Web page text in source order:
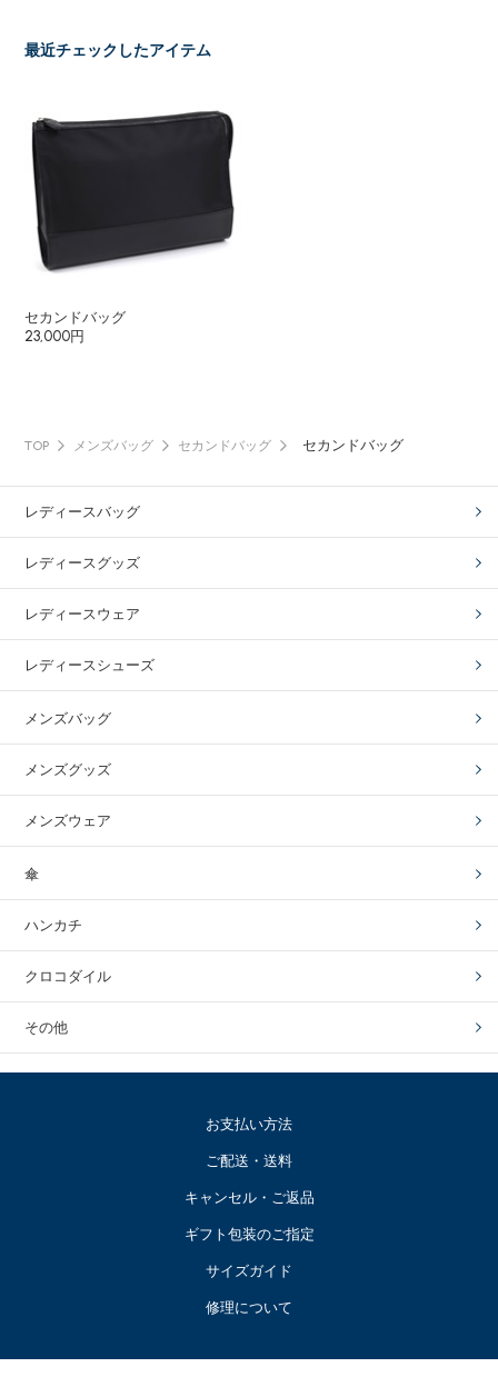
最近チェックしたアイテム
セカンドバッグ
23,000円
TOP メンズバッグ セカンドバッグ セカンドバッグ
レディースバッグ
レディースグッズ
レディースウェア
レディースシューズ
メンズバッグ
メンズグッズ
メンズウェア
傘
ハンカチ
クロコダイル
その他
お支払い方法
ご配送・送料
キャンセル・ご返品
ギフト包装のご指定
サイズガイド
修理について